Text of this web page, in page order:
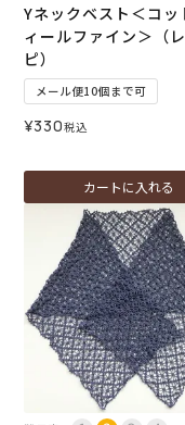
Yネックベスト＜コッ
ィールファイン＞（
ピ）
メール便10個まで可
¥330税込
カートに入れる